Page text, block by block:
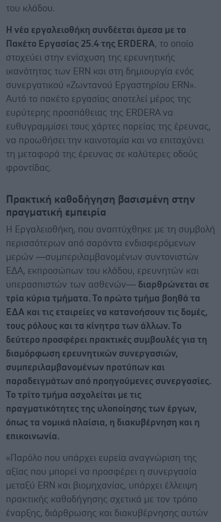
του κλάδου.
Η νέα εργαλειοθήκη συνδέεται άμεσα με το
Πακέτο Εργασίας 25.4 της ERDERA, το οποίο
στοχεύει στην ενίσχυση της ερευνητικής
ικανότητας των ERN και στη δημιουργία ενός
συνεργατικού «Ζωντανού Εργαστηρίου ERN».
Αυτό το πακέτο εργασίας αποτελεί μέρος της
ευρύτερης προσπάθειας της ERDERA να
ευθυγραμμίσει τους χάρτες πορείας της έρευνας,
να προωθήσει την καινοτομία και να επιταχύνει
τη μεταφορά της έρευνας σε καλύτερες οδούς
φροντίδας.
Πρακτική καθοδήγηση βασισμένη στην
πραγματική εμπειρία
Η Εργαλειοθήκη, που αναπτύχθηκε με τη συμβολή
περισσότερων από σαράντα ενδιαφερόμενων
μερών —συμπεριλαμβανομένων συντονιστών
ΕΔΑ, εκπροσώπων του κλάδου, ερευνητών και
υπερασπιστών των ασθενών— διαρθρώνεται σε
τρία κύρια τμήματα. Το πρώτο τμήμα βοηθά τα
ΕΔΑ και τις εταιρείες να κατανοήσουν τις δομές,
τους ρόλους και τα κίνητρα των άλλων. Το
δεύτερο προσφέρει πρακτικές συμβουλές για τη
διαμόρφωση ερευνητικών συνεργασιών,
συμπεριλαμβανομένων προτύπων και
παραδειγμάτων από προηγούμενες συνεργασίες.
Το τρίτο τμήμα ασχολείται με τις
πραγματικότητες της υλοποίησης των έργων,
όπως τα νομικά πλαίσια, η διακυβέρνηση και η
επικοινωνία.
«Παρόλο που υπάρχει ευρεία αναγνώριση της
αξίας που μπορεί να προσφέρει η συνεργασία
μεταξύ ERN και βιομηχανίας, υπάρχει έλλειψη
πρακτικής καθοδήγησης σχετικά με τον τρόπο
έναρξης, διάρθρωσης και διακυβέρνησης αυτών